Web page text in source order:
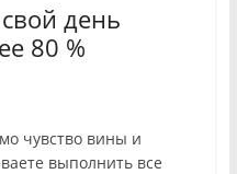
день
80 %
вины и
выполнить все